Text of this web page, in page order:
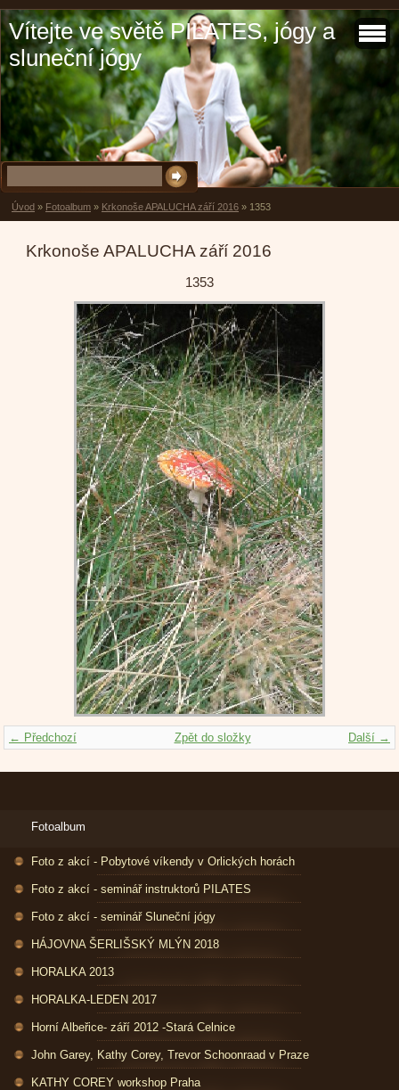
Vítejte ve světě PILATES, jógy a
sluneční jógy
Úvod » Fotoalbum » Krkonoše APALUCHA září 2016 » 1353
Krkonoše APALUCHA září 2016
1353
← Předchozí Další →
Zpět do složky
Fotoalbum
Foto z akcí - Pobytové víkendy v Orlických horách
Foto z akcí - seminář instruktorů PILATES
Foto z akcí - seminář Sluneční jógy
HÁJOVNA ŠERLIŠSKÝ MLÝN 2018
HORALKA 2013
HORALKA-LEDEN 2017
Horní Albeřice- září 2012 -Stará Celnice
John Garey, Kathy Corey, Trevor Schoonraad v Praze
KATHY COREY workshop Praha